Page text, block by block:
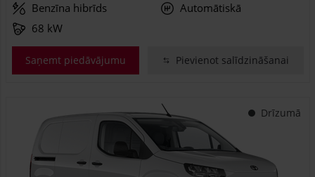
Benzīna hibrīds
Automātiskā
68 kW
Saņemt piedāvājumu Pievienot salīdzināšanai
Drīzumā